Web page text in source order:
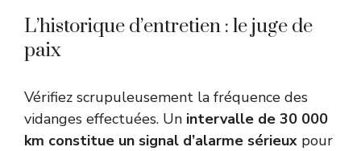
L’historique d’entretien : le juge de
paix
Vérifiez scrupuleusement la fréquence des
vidanges effectuées. Un intervalle de 30 000
km constitue un signal d’alarme sérieux pour